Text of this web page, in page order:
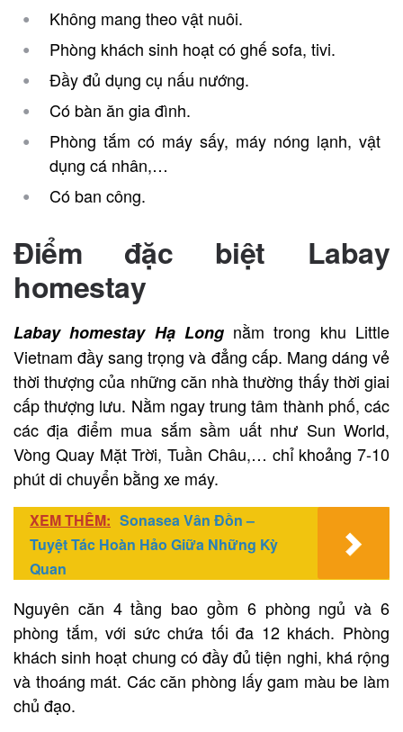
Không mang theo vật nuôi.
Phòng khách sinh hoạt có ghế sofa, tivi.
Đầy đủ dụng cụ nấu nướng.
Có bàn ăn gia đình.
Phòng tắm có máy sấy, máy nóng lạnh, vật
dụng cá nhân,…
Có ban công.
Điểm đặc biệt Labay
homestay
Labay homestay Hạ Longnằm trong khu Little
Vietnam đầy sang trọng và đẳng cấp. Mang dáng vẻ
thời thượng của những căn nhà thường thấy thời giai
cấp thượng lưu. Nằm ngay trung tâm thành phố, các
các địa điểm mua sắm sầm uất như Sun World,
Vòng Quay Mặt Trời, Tuần Châu,… chỉ khoảng 7-10
phút di chuyển bằng xe máy.
XEM THÊM: Sonasea Vân Đồn –
Tuyệt Tác Hoàn Hảo Giữa Những Kỳ
Quan
Nguyên căn 4 tầng bao gồm 6 phòng ngủ và 6
phòng tắm, với sức chứa tối đa 12 khách. Phòng
khách sinh hoạt chung có đầy đủ tiện nghi, khá rộng
và thoáng mát. Các căn phòng lấy gam màu be làm
chủ đạo.